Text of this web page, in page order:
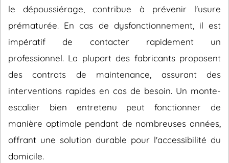
le dépoussiérage, contribue à prévenir l'usure
prématurée. En cas de dysfonctionnement, il est
impératif de contacter rapidement un
professionnel. La plupart des fabricants proposent
des contrats de maintenance, assurant des
interventions rapides en cas de besoin. Un monte-
escalier bien entretenu peut fonctionner de
manière optimale pendant de nombreuses années,
offrant une solution durable pour l'accessibilité du
domicile.